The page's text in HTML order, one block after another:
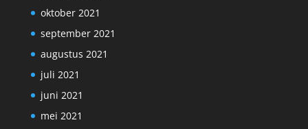
oktober 2021
september 2021
augustus 2021
juli 2021
juni 2021
mei 2021